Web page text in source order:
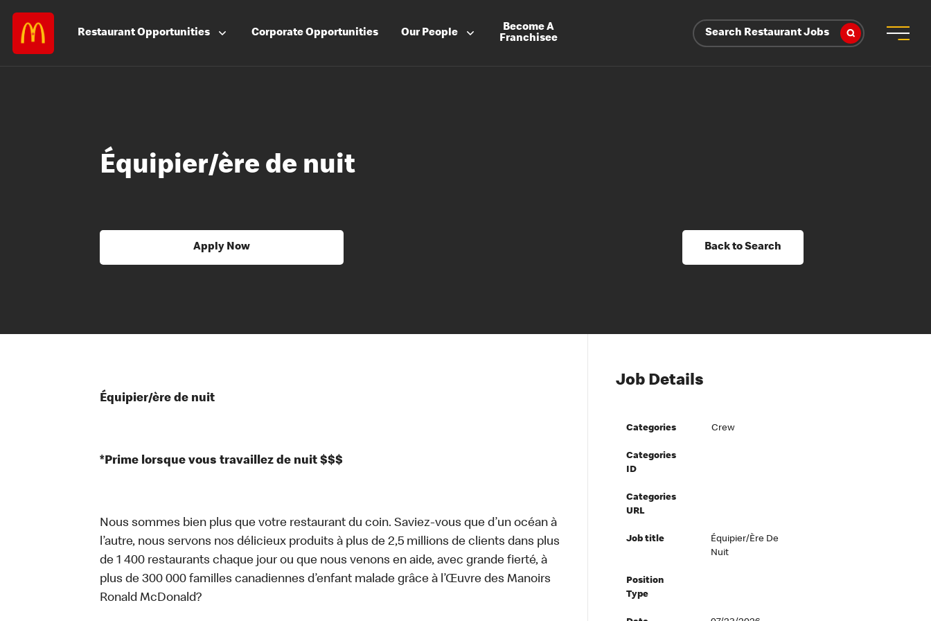
RestaurantOpportunities CorporateOpportunities Our People
Become A
Franchisee
Search Restaurant Jobs
Équipier/ère de nuit
Apply Now Back to Search
Équipier/ère de nuit
*Prime lorsque vous travaillez de nuit $$$
Nous sommes bien plus que votre restaurant du coin. Saviez-vous que d’un océan à
l’autre, nous servons nos délicieux produits à plus de 2,5 millions de clients dans plus
de 1 400 restaurants chaque jour ou que nous venons en aide, avec grande fierté, à
plus de 300 000 familles canadiennes d’enfant malade grâce à l’Œuvre des Manoirs
Ronald McDonald?
Job Details
Categories Crew
Categories
ID
Categories
URL
Job title
Équipier/ère De
Nuit
Position
Type